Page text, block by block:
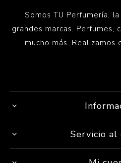
Somos TU Perfumería,
grandes marcas. Perfumes,
mucho más.
Servicio